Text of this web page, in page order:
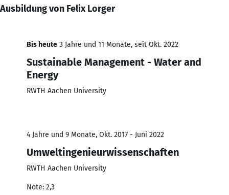
Ausbildung von Felix Lorger
Bis heute 3 Jahre und 11 Monate, seit Okt. 2022
Sustainable Management - Water and
Energy
RWTH Aachen University
4 Jahre und 9 Monate, Okt. 2017 - Juni 2022
Umweltingenieurwissenschaften
RWTH Aachen University
Note: 2,3